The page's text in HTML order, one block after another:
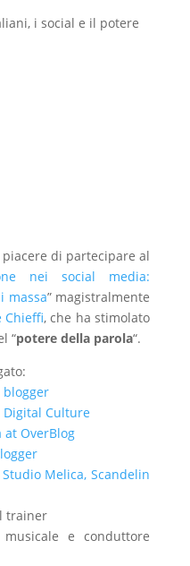
i social e il potere
di partecipare al
nei social media:
massa” magistralmente
Chieffi, che ha stimolato
“potere della parola“.
Digital Culture
at OverBlog
Melica, Scandelin
trainer
e conduttore